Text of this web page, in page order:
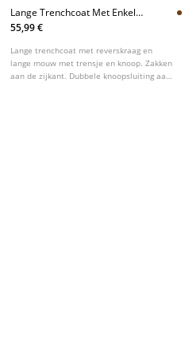
Lange Trenchcoat Met Enkele
Rij Knopen
55,99 €
Lange trenchcoat met reverskraag en
lange mouw met trensje en knoop. Zakken
aan de zijkant. Dubbele knoopsluiting aan